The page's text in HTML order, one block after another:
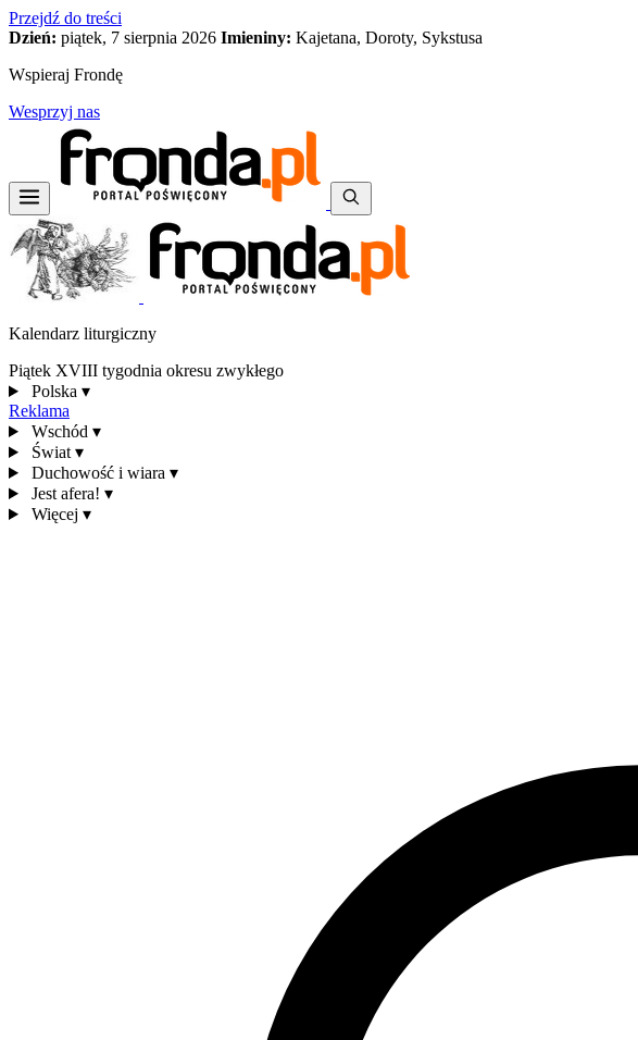
Przejdź do treści
Dzień: piątek, 7 sierpnia 2026 Imieniny: Kajetana, Doroty, Sykstusa
Wspieraj Frondę
Wesprzyj nas
Kalendarz liturgiczny
Piątek XVIII tygodnia okresu zwykłego
Polska ▾
Reklama
Wschód ▾
Świat ▾
Duchowość i wiara ▾
Jest afera! ▾
Więcej ▾